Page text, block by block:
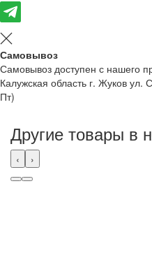
Самовывоз
Самовывоз доступен с нашего
Калужская область г. Жуков
Пт)
Другие товары в
‹ ›